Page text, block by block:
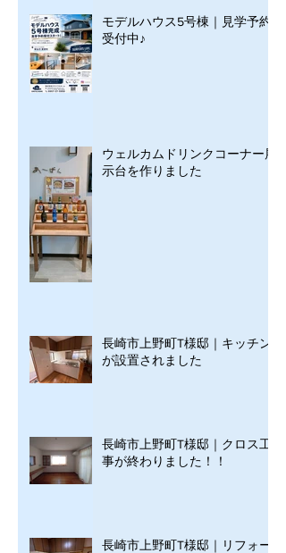
モデルハウス5号棟｜見学予約
受付中♪
ウェルカムドリンクコーナー展
示台を作りました
長崎市上野町T様邸｜キッチン
が設置されました
長崎市上野町T様邸｜クロス工
事が終わりました！！
長崎市上野町T様邸｜リフォー